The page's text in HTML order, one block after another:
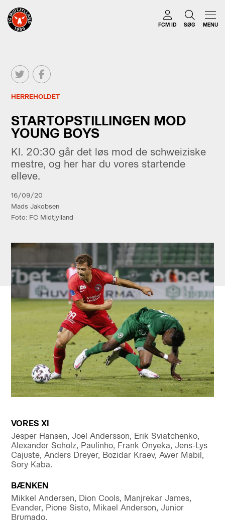
FCM ID SØG MENU
HERREHOLDET
STARTOPSTILLINGEN MOD
YOUNG BOYS
Kl. 20:30 går det løs mod de schweiziske
mestre, og her har du vores startende
elleve.
16/09/20
Mads Jakobsen
Foto: FC Midtjylland
VORES XI
Jesper Hansen, Joel Andersson, Erik Sviatchenko,
Alexander Scholz, Paulinho, Frank Onyeka, Jens-Lys
Cajuste, Anders Dreyer, Bozidar Kraev, Awer Mabil,
Sory Kaba.
BÆNKEN
Mikkel Andersen, Dion Cools, Manjrekar James,
Evander, Pione Sisto, Mikael Anderson, Junior
Brumado.